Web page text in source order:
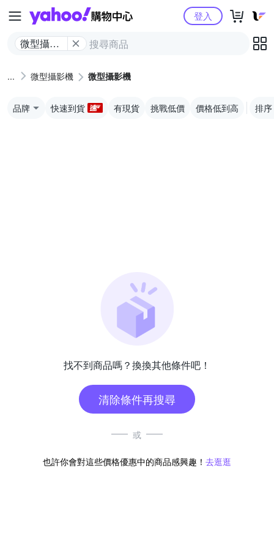
Yahoo購物中心
微型攝影
登入
微型攝影機 微型攝影機
品牌 快速到貨 有現貨 挑戰低價 價格低到高 排序
找不到商品嗎？換換其他條件吧！
清除條件再搜尋
或
也許你會對這些價格優惠中的商品感興趣！ 去逛逛